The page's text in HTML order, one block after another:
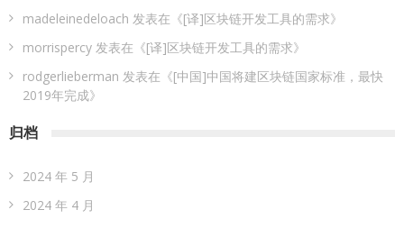
madeleinedeloach 发表在《[译]区块链开发工具的需求》
morrispercy 发表在《[译]区块链开发工具的需求》
rodgerlieberman 发表在《[中国]中国将建区块链国家标准，最快
2019年完成》
归档
2024 年 5 月
2024 年 4 月